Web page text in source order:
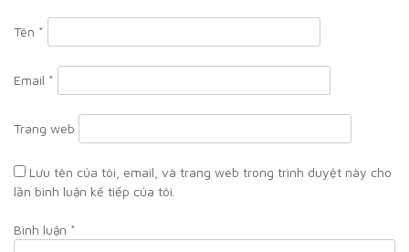
Tên *
Email *
Trang web
Lưu tên của tôi, email, và trang web trong trình duyệt này cho
lần bình luận kế tiếp của tôi.
Bình luận *